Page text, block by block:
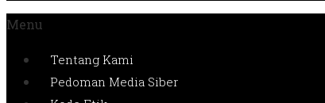
Menu
Tentang Kami
Pedoman Media Siber